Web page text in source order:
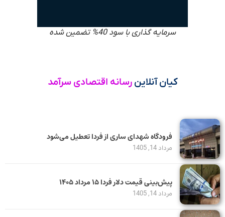
سرمایه گذاری با سود 40% تضمین شده
کیان آنلاین رسانه اقتصادی سرآمد
فرودگاه شهدای ساری از فردا تعطیل می‌شود
مرداد 14, 1405
پیش‌بینی قیمت دلار فردا ۱۵ مرداد ۱۴۰۵
مرداد 14, 1405